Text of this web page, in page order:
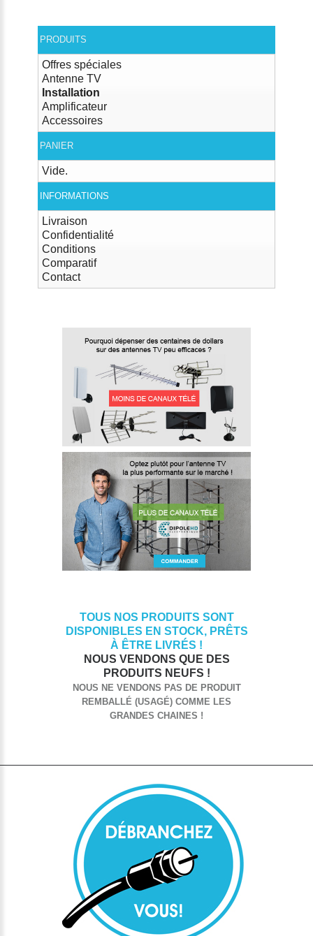
PRODUITS
Offres spéciales
Antenne TV
Installation
Amplificateur
Accessoires
PANIER
Vide.
INFORMATIONS
Livraison
Confidentialité
Conditions
Comparatif
Contact
TOUS NOS PRODUITS SONT
DISPONIBLES EN STOCK, PRÊTS
À ÊTRE LIVRÉS !
NOUS VENDONS QUE DES
PRODUITS NEUFS !
NOUS NE VENDONS PAS DE PRODUIT
REMBALLÉ (USAGÉ) COMME LES
GRANDES CHAINES !